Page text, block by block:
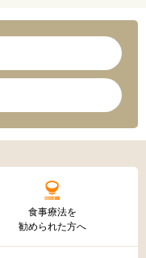
食事療法を
勧められた方へ